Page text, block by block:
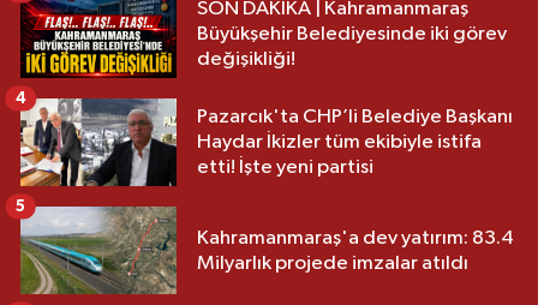
SON DAKİKA | Kahramanmaraş
Büyükşehir Belediyesinde iki görev
değişikliği!
Pazarcık'ta CHP’li Belediye Başkanı
Haydar İkizler tüm ekibiyle istifa
etti! İşte yeni partisi
4
Kahramanmaraş'a dev yatırım: 83.4
Milyarlık projede imzalar atıldı
5